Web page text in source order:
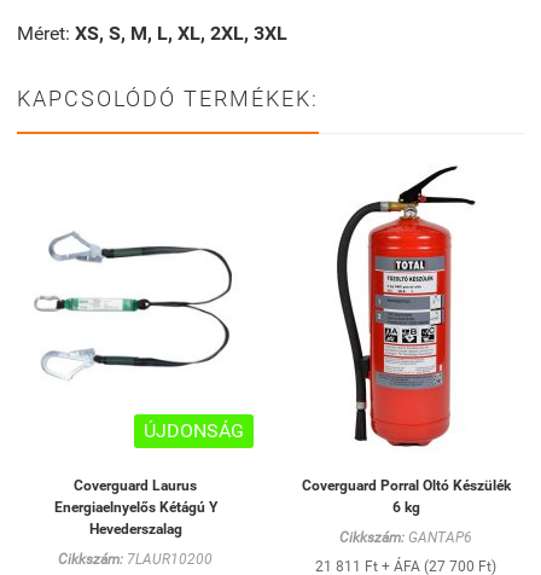
Méret: XS, S, M, L, XL, 2XL, 3XL
KAPCSOLÓDÓ TERMÉKEK:
ÚJDONSÁG
Coverguard Laurus
Energiaelnyelős Kétágú Y
Hevederszalag
Cikkszám: 7LAUR10200
Coverguard Porral Oltó Készülék
6 kg
Cikkszám: GANTAP6
21 811 Ft + ÁFA (27 700 Ft)